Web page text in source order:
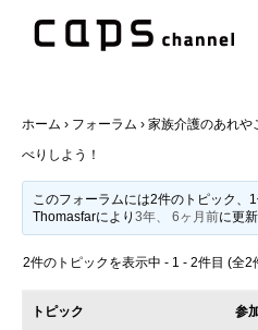
ホーム › フォーラム › 家族介護のあれや
べりしよう！
このフォーラムには2件のトピック、
Thomasfarにより3年、 6ヶ月前に更
2件のトピックを表示中 - 1 - 2件目 (全2
トピック 参